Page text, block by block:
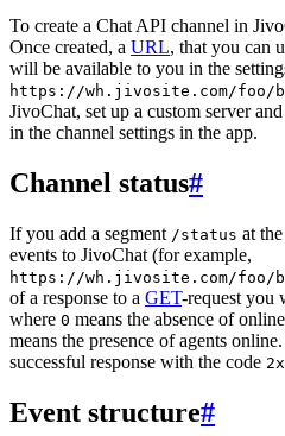
To create a Chat API channel in
Once created, a URL, that you can
will be available to you in the
https://wh.jivosite.com/foo/
JivoChat, set up a custom server
in the channel settings in the app.
Channel status#
If you add a segment /status at
events to JivoChat (for example,
https://wh.jivosite.com/foo/
of a response to a GET-request you
where 0 means the absence of
means the presence of agents
successful response with the code
Event structure#